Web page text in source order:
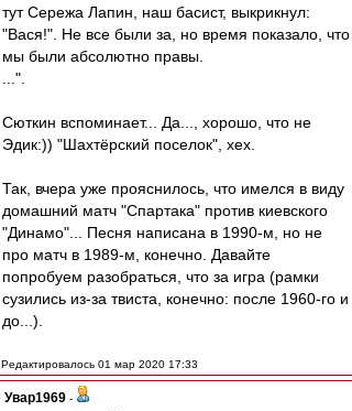
тут Сережа Лапин, наш басист, выкрикнул:
"Вася!". Не все были за, но время показало, что
мы были абсолютно правы.
...".
Сюткин вспоминает... Да..., хорошо, что не
Эдик:)) "Шахтёрский поселок", хех.
Так, вчера уже прояснилось, что имелся в виду
домашний матч "Спартака" против киевского
"Динамо"... Песня написана в 1990-м, но не
про матч в 1989-м, конечно. Давайте
попробуем разобраться, что за игра (рамки
сузились из-за твиста, конечно: после 1960-го и
до...).
Редактировалось 01 мар 2020 17:33
Увар1969 -